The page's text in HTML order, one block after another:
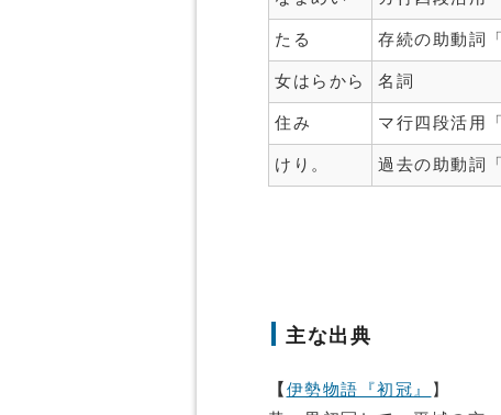
たる 存続の助動詞
女はらから 名詞
住み マ行四段活用「
けり。 過去の助動詞
主な出典
【 伊勢物語『初冠』
】